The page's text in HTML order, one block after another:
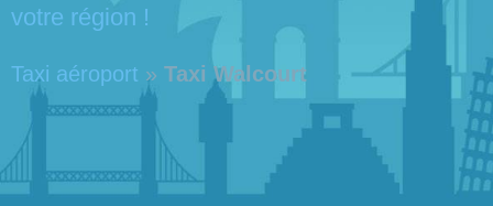
votre région !
Taxi aéroport » Taxi Walcourt